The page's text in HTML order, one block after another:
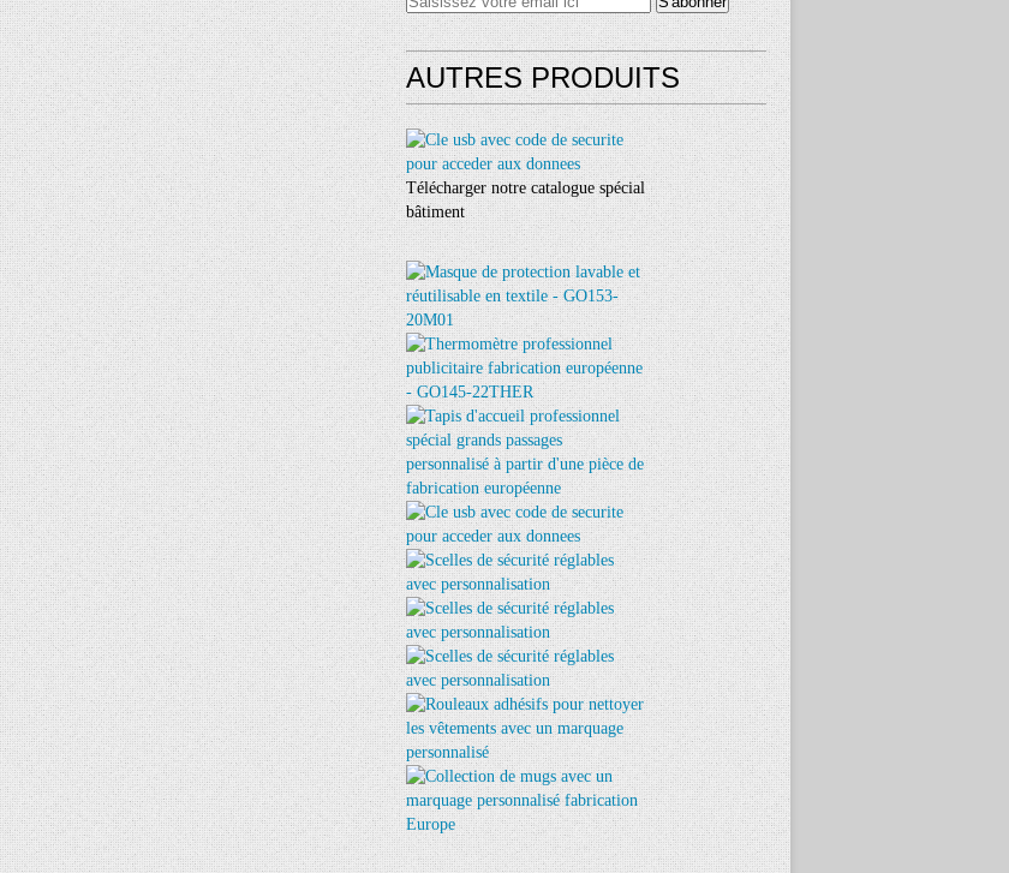
AUTRES PRODUITS
Télécharger notre catalogue spécial
bâtiment